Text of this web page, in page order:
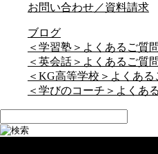
お問い合わせ／資料請求
ブログ
＜学習塾＞よくあるご質問
＜英会話＞よくあるご質問
＜KG高等学校＞よくある
＜学びのコーチ＞よくあ